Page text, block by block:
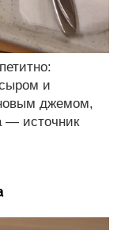
и
джемом,
— источник